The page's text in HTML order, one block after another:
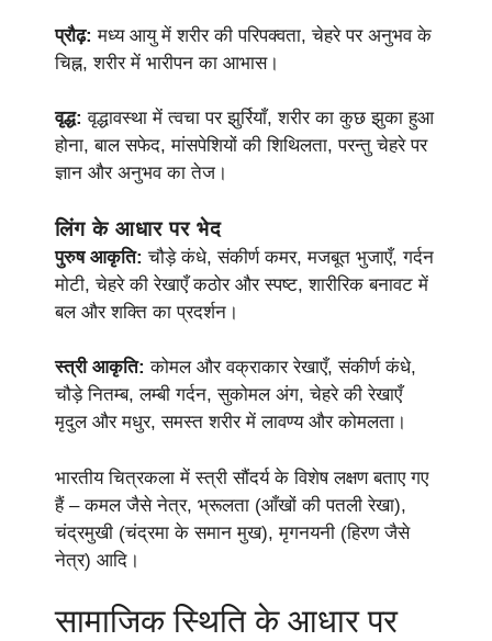
प्रौढ़: मध्य आयु में शरीर की परिपक्वता, चेहरे पर अनुभव के
चिह्न, शरीर में भारीपन का आभास।
वृद्ध: वृद्धावस्था में त्वचा पर झुर्रियाँ, शरीर का कुछ झुका हुआ
होना, बाल सफेद, मांसपेशियों की शिथिलता, परन्तु चेहरे पर
ज्ञान और अनुभव का तेज।
लिंग के आधार पर भेद
पुरुष आकृति: चौड़े कंधे, संकीर्ण कमर, मजबूत भुजाएँ, गर्दन
मोटी, चेहरे की रेखाएँ कठोर और स्पष्ट, शारीरिक बनावट में
बल और शक्ति का प्रदर्शन।
स्त्री आकृति: कोमल और वक्राकार रेखाएँ, संकीर्ण कंधे,
चौड़े नितम्ब, लम्बी गर्दन, सुकोमल अंग, चेहरे की रेखाएँ
मृदुल और मधुर, समस्त शरीर में लावण्य और कोमलता।
भारतीय चित्रकला में स्त्री सौंदर्य के विशेष लक्षण बताए गए
हैं – कमल जैसे नेत्र, भ्रूलता (आँखों की पतली रेखा),
चंद्रमुखी (चंद्रमा के समान मुख), मृगनयनी (हिरण जैसे
नेत्र) आदि।
सामाजिक स्थिति के आधार पर